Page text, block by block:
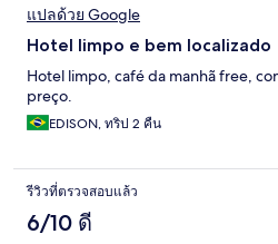
แปลด้วย Google
Hotel limpo e bem localizado
Hotel limpo, café da manhã free,
preço.
EDISON, ทริป 2 คืน
รีวิวที่ตรวจสอบแล้ว
6/10 ดี